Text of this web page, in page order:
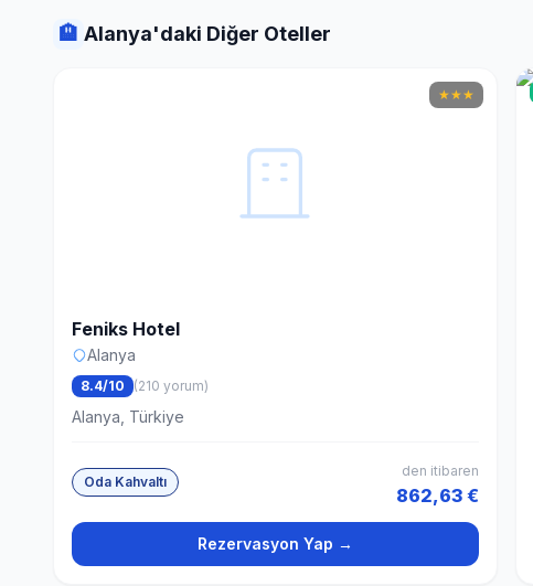
🏨 Alanya'daki Diğer Oteller
★★★
Feniks Hotel
Alanya
8.4/10 (210 yorum)
Alanya, Türkiye
Oda Kahvaltı
den itibaren
862,63 €
Rezervasyon Yap →